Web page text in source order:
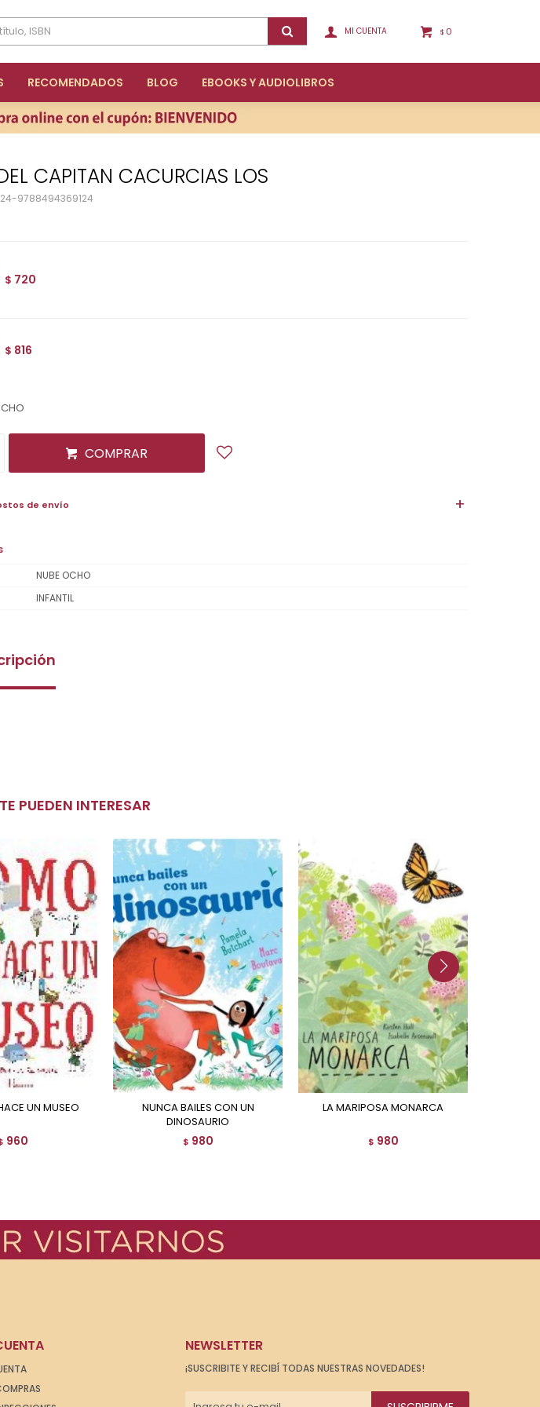
RECOMENDADOS BLOG EBOOKS Y AUDIOLIBROS
$ 0
DEL CAPITAN CACURCIAS LOS
9788494369124
$ 720
$ 816
COMPRAR
de envío
NUBE OCHO
INFANTIL
PUEDEN INTERESAR
UN MUSEO
960
NUNCA BAILES CON UN
DINOSAURIO
$ 980
LA MARIPOSA MONARCA
$ 980
NEWSLETTER
¡SUSCRIBITE Y RECIBÍ TODAS NUESTRAS NOVEDADES!